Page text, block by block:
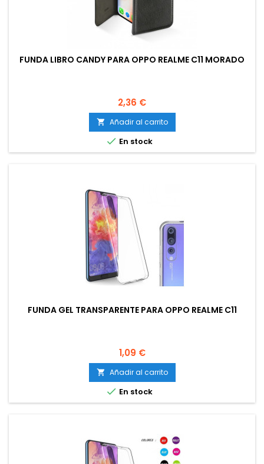
FUNDA LIBRO CANDY PARA OPPO REALME C11 MORADO
Precio
2,36 €
 Añadir al carrito
 En stock
FUNDA GEL TRANSPARENTE PARA OPPO REALME C11
Precio
1,09 €
 Añadir al carrito
 En stock